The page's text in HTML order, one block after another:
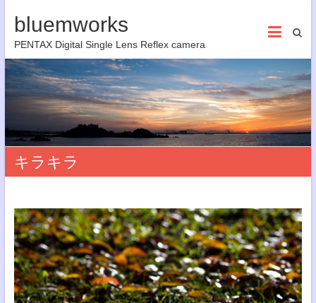
bluemworks
PENTAX Digital Single Lens Reflex camera
キラキラ